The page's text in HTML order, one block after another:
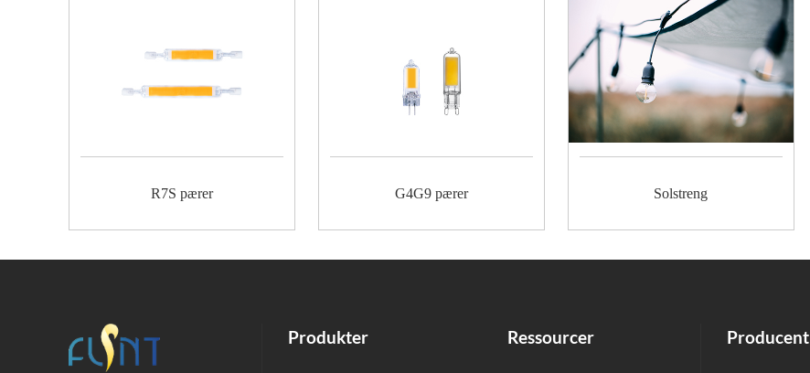
R7S pærer G4G9 pærer Solstreng
Produkter Ressourcer Producent